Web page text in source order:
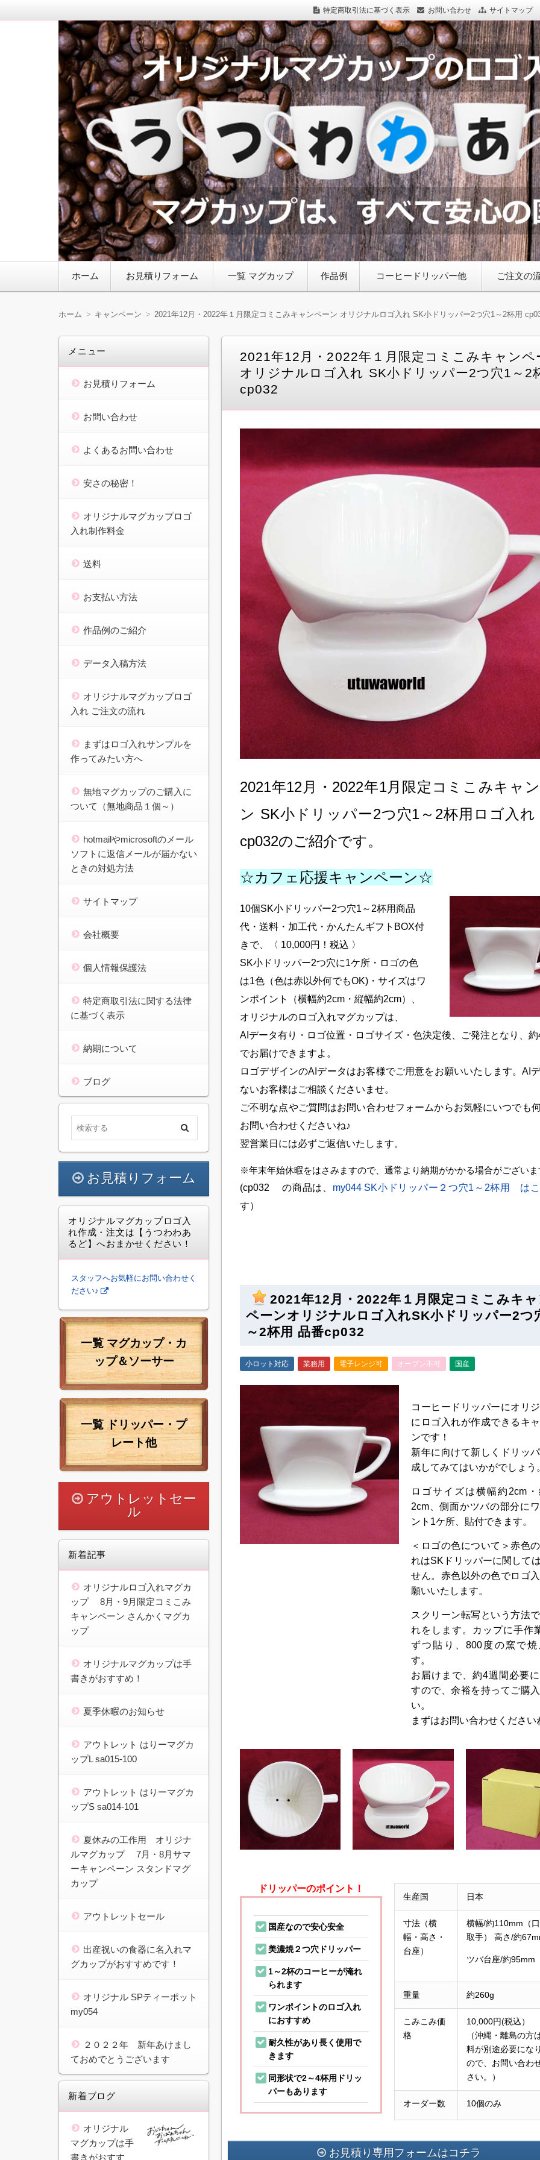
特定商取引法に基づく表示 お問い合わせ サイトマップ
マグカップロゴ入れ｜うつわわあるど.com
ホーム お見積りフォーム 一覧 マグカップ 作品例 コーヒードリッパー他 ご注文の
ホーム キャンペーン 2021年12月・2022年１月限定コミこみキャンペーン オリジナルロゴ入れ SK小ドリッパー2つ穴1～2杯用
2021年12月・2022年１月限定コミこみキャンペ
オリジナルロゴ入れ SK小ドリッパー2つ穴1～2
cp032
2021年12月・2022年1月限定コミこみキャ
ン SK小ドリッパー2つ穴1～2杯用ロゴ入れ
cp032のご紹介です。
☆カフェ応援キャンペーン☆
10個SK小ドリッパー2つ穴1～2杯用商品
代・送料・加工代・かんたんギフトBOX付
きで、〈 10,000円！税込 〉
SK小ドリッパー2つ穴に1ケ所・ロゴの色
は1色（色は赤以外何でもOK)・サイズはワ
ンポイント（横幅約2cm・縦幅約2cm）、
オリジナルのロゴ入れマグカップは、
AIデータ有り・ロゴ位置・ロゴサイズ・色決定後、ご発注となり、
でお届けできますよ。
ロゴデザインのAIデータはお客様でご用意をお願いいたします。AI
ないお客様はご相談くださいませ。
ご不明な点やご質問はお問い合わせフォームからお気軽にいつでも
お問い合わせくださいね♪
翌営業日には必ずご返信いたします。
※年末年始休暇をはさみますので、通常より納期がかかる場合がございま
(cp032 の商品は、 my044 SK小ドリッパー２つ穴1～2杯用 は
す）
2021年12月・2022年１月限定コミこみキ
ペーンオリジナルロゴ入れSK小ドリッパー2つ
～2杯用 品番cp032
小ロット対応 業務用 電子レンジ可 オーブン不可 国産
コーヒードリッパーにオリ
にロゴ入れが作成できるキ
ンです！
新年に向けて新しくドリッ
成してみてはいかがでしょう
ロゴサイズは横幅約2cm
2cm、側面かツバの部分に
ント1ケ所、 貼付できます。
＜ロゴの色について＞赤色
れはSKドリッパーに関して
せん。 赤色以外の色でロゴ
願いいたします。
スクリーン転写という方法
れをします。カップに手作
ずつ貼り、800度の窯で焼
す。
お届けまで、約4週間必要
すので、余裕を持ってご購
い。
まずはお問い合わせください
ドリッパーのポイント！
国産なので安心安全
美濃焼２つ穴ドリッパー
1～2杯のコーヒーが淹れ
られます
ワンポイントのロゴ入れ
におすすめ
耐久性があり長く使用で
きます
同形状で2～4杯用ドリッ
パーもあります
生産国 日本
寸法（横
幅・高さ・
台座）
横幅/約110mm（
取手） 高さ/約
ツバ台座/約95mm
重量 約260g
こみこみ価
格
10,000円(税込）
（沖縄・離島の方
料が別途必要にな
ので、お問い合わ
さい。）
オーダー数 10個のみ
お見積り専用フォームはコチラ
メニュー
お見積りフォーム
お問い合わせ
よくあるお問い合わせ
安さの秘密！
オリジナルマグカップロゴ
入れ制作料金
送料
お支払い方法
作品例のご紹介
データ入稿方法
オリジナルマグカップロゴ
入れ ご注文の流れ
まずはロゴ入れサンプルを
作ってみたい方へ
無地マグカップのご購入に
ついて（無地商品１個～）
hotmailやmicrosoftのメール
ソフトに返信メールが届かない
ときの対処方法
サイトマップ
会社概要
個人情報保護法
特定商取引法に関する法律
に基づく表示
納期について
ブログ
お見積りフォーム
オリジナルマグカップロゴ入
れ作成・注文は【うつわわあ
るど】へおまかせください！
スタッフへお気軽にお問い合わせく
ださい♪
一覧 マグカップ・カ
ップ＆ソーサー
一覧 ドリッパー・プ
レート他
アウトレットセー
ル
新着記事
オリジナルロゴ入れマグカ
ップ 8月・9月限定コミこみ
キャンペーン さんかくマグカ
ップ
オリジナルマグカップは手
書きがおすすめ！
夏季休暇のお知らせ
アウトレット はりーマグカ
ップL sa015-100
アウトレット はりーマグカ
ップS sa014-101
夏休みの工作用 オリジナ
ルマグカップ 7月・8月サマ
ーキャンペーン スタンドマグ
カップ
アウトレットセール
出産祝いの食器に名入れマ
グカップがおすすめです！
オリジナル SPティーポット
my054
２０２２年 新年あけまし
ておめでとうございます
新着ブログ
オリジナル
マグカップは手
書きがおすす